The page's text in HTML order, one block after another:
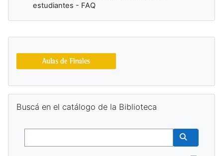
estudiantes - FAQ
Blocs supplémentaires
Buscá en el catálogo de la Biblioteca
Buscar